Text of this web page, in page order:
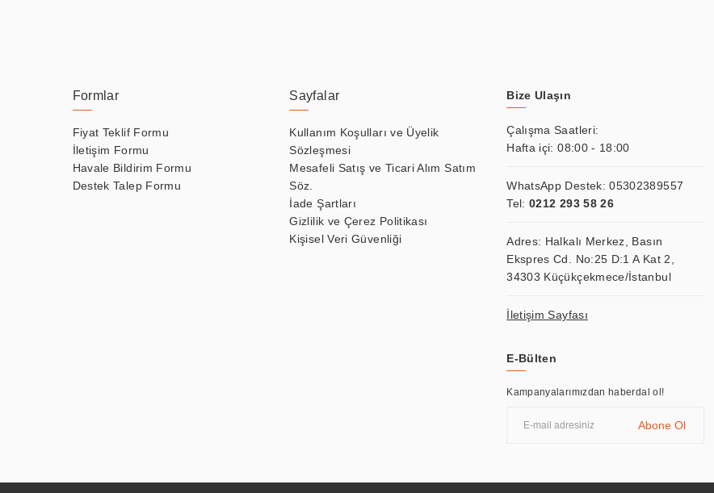
Formlar
Fiyat Teklif Formu
İletişim Formu
Havale Bildirim Formu
Destek Talep Formu
Sayfalar
Kullanım Koşulları ve Üyelik
Sözleşmesi
Mesafeli Satış ve Ticari Alım Satım
Söz.
İade Şartları
Gizlilik ve Çerez Politikası
Kişisel Veri Güvenliği
Bize Ulaşın
Çalışma Saatleri:
Hafta içi: 08:00 - 18:00
WhatsApp Destek:05302389557
Tel: 0212 293 58 26
Adres: Halkalı Merkez, Basın
Ekspres Cd. No:25 D:1 A Kat 2,
34303 Küçükçekmece/İstanbul
İletişim Sayfası
E-Bülten
Kampanyalarımızdan haberdal ol!
Abone Ol